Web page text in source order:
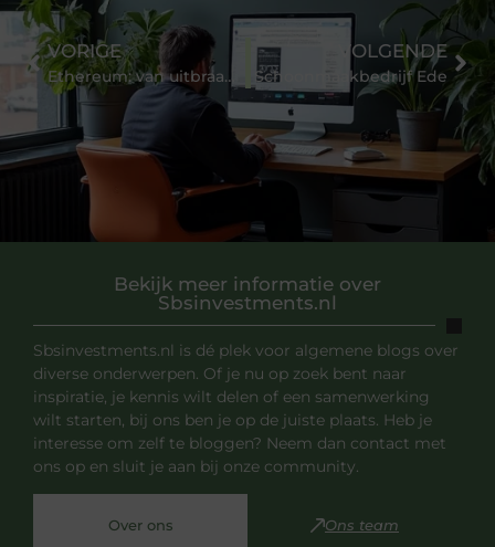
Bekijk meer informatie over
Sbsinvestments.nl
Sbsinvestments.nl is dé plek voor algemene blogs over
diverse onderwerpen. Of je nu op zoek bent naar
inspiratie, je kennis wilt delen of een samenwerking
wilt starten, bij ons ben je op de juiste plaats. Heb je
interesse om zelf te bloggen? Neem dan contact met
ons op en sluit je aan bij onze community.
Over ons Ons team
VORIGE
Ethereum: van uitbraak naar recordhoogte, tot terug bij het begin
VOLGENDE
Schoonmaakbedrijf Ede